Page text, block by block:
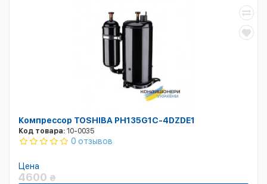
Компрессор TOSHIBA PH135G1C-4DZDE1
Код товара: 10-0035
0 отзывов
Цена
4600 ₴